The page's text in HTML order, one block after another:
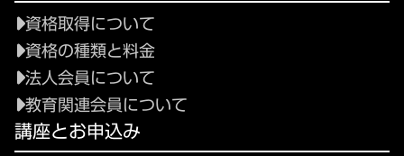
資格取得について
資格の種類と料金
法人会員について
教育関連会員について
講座とお申込み